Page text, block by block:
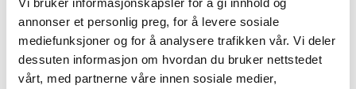
annonser et personlig preg, for å levere sosiale
mediefunksjoner og for å analysere trafikken vår. Vi deler
dessuten informasjon om hvordan du bruker nettstedet
vårt, med partnerne våre innen sosiale medier,
Andre kunder har også kjøpt